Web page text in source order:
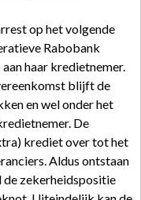
op het volgende
Rabobank
haar kredietnemer.
blijft de
en wel onder het
De
krediet over tot het
Aldus ontstaan
de zekerheidspositie